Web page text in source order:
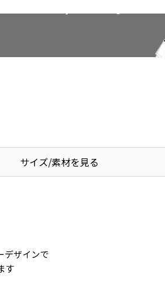
サイズ/素材を見る
デザインで
す